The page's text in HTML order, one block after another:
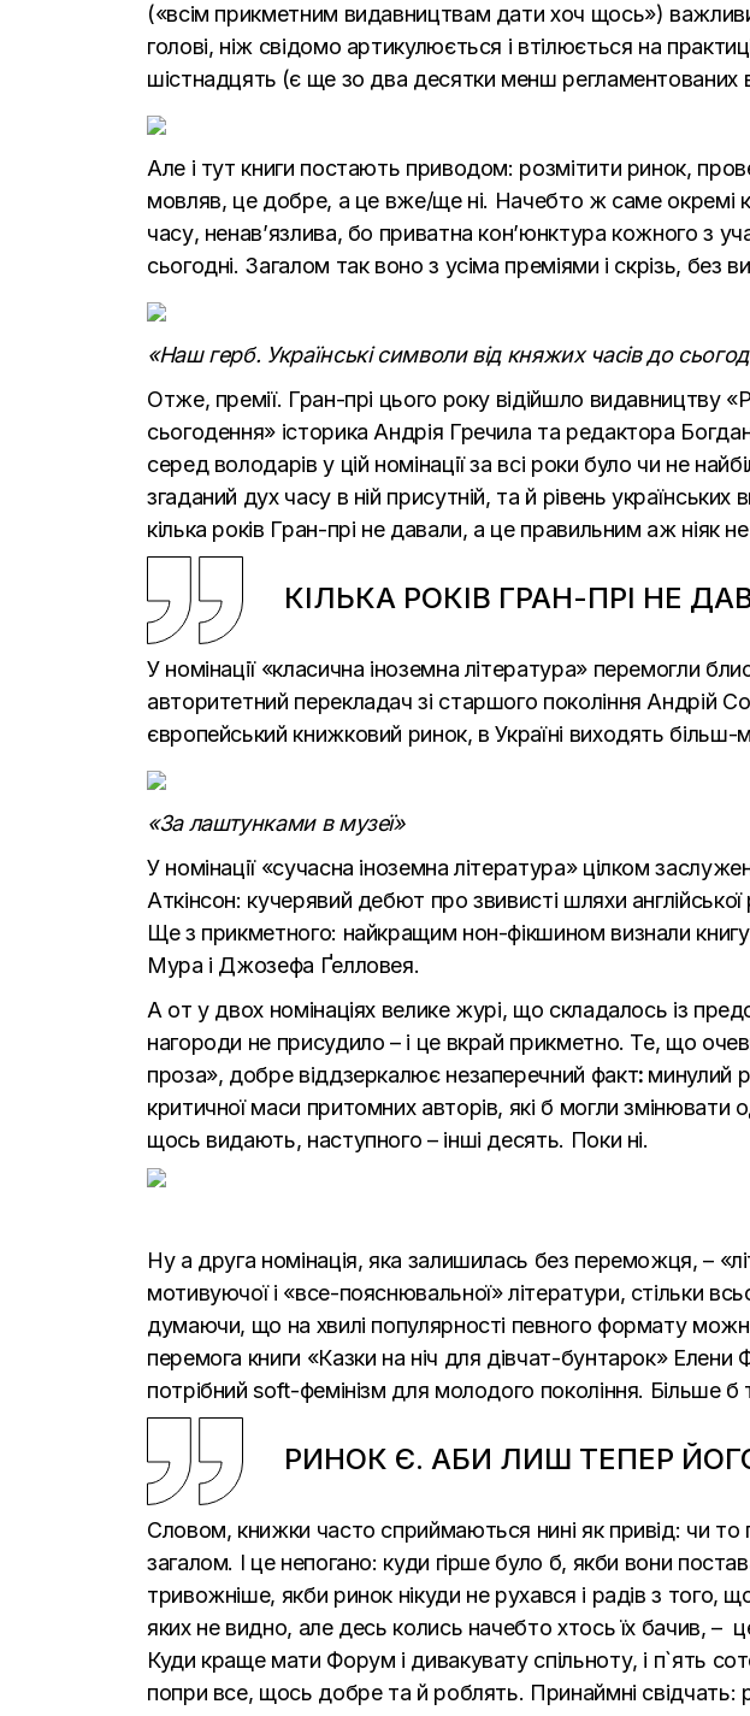
(«всім прикметним видавництвам дати хоч щось»)
голові, ніж свідомо артикулюється і втілюється на
шістнадцять (є ще зо два десятки менш регламентованих
Але і тут книги постають приводом: розмітити ринок,
мовляв, це добре, а це вже/ще ні. Начебто ж саме окремі
часу, ненав’язлива, бо приватна кон’юнктура кожного з
сьогодні. Загалом так воно з усіма преміями і скрізь, без
«Наш герб. Українські символи від княжих часів до
Отже, премії. Гран-прі цього року відійшло видавництву
сьогодення» історика Андрія Гречила та редактора
серед володарів у цій номінації за всі роки було чи не
згаданий дух часу в ній присутній, та й рівень
кілька років Гран-прі не давали, а це правильним аж ніяк
КІЛЬКА РОКІВ ГРАН-ПРІ НЕ
У номінації «класична іноземна література» перемогли
авторитетний перекладач зі старшого покоління Андрій
європейський книжковий ринок, в Україні виходять
«За лаштунками в музеї»
У номінації «сучасна іноземна література» цілком
Аткінсон: кучерявий дебют про звивисті шляхи
Ще з прикметного: найкращим нон-фікшином визнали
Мура і Джозефа Ґелловея.
А от у двох номінаціях велике журі, що складалось із
нагороди не присудило – і це вкрай прикметно. Те, що
проза», добре віддзеркалює незаперечний факт: минулий
критичної маси притомних авторів, які б могли
щось видають, наступного – інші десять. Поки ні.
Ну а друга номінація, яка залишилась без переможця, –
мотивуючої і «все-пояснювальної» літератури, стільки
думаючи, що на хвилі популярності певного формату
перемога книги «Казки на ніч для дівчат-бунтарок» Елени
потрібний soft-фемінізм для молодого покоління. Більше б
РИНОК Є. АБИ ЛИШ ТЕПЕР
Словом, книжки часто сприймаються нині як привід: чи
загалом. І це непогано: куди гірше було б, якби вони
тривожніше, якби ринок нікуди не рухався і радів з
яких не видно, але десь колись начебто хтось їх бачив, –
Куди краще мати Форум і дивакувату спільноту, і п`ять
попри все, щось добре та й роблять. Принаймні свідчать: